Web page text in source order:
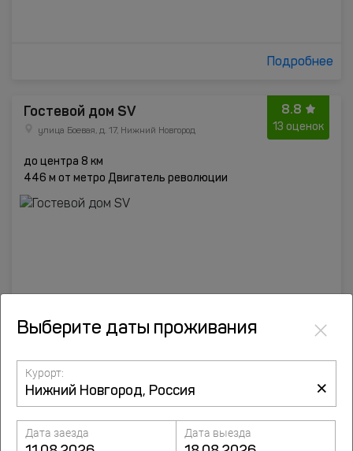
Подробнее
8.8
13 оценок
Гостевой дом SV
улица Боевая, д. 17, Нижний Новгород
до центра 8 км
446 м от метро Двигатель революции
от3386 руб.
Подробнее
Выберите даты проживания ×
Курорт:
×
Дата заезда Дата выезда